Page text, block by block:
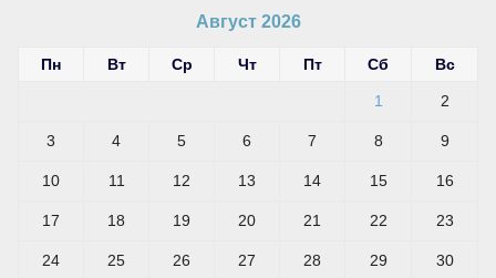
Август 2026
Пн Вт Ср Чт Пт Сб Вс
1 2
3 4 5 6 7 8 9
10 11 12 13 14 15 16
17 18 19 20 21 22 23
24 25 26 27 28 29 30